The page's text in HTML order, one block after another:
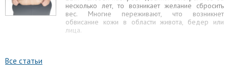
несколько лет, то возникает желание сбросить
вес. Многие переживают, что возникнет
обвисание кожи в области живота, бедер или
лица.
Все статьи